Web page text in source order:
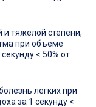
и тяжелой степени,
при объеме
< 50% от
легких при
за 1 секунду <